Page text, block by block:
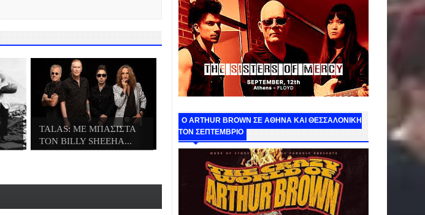
TALAS: ΜΕ ΜΠΑΣΙΣΤΑ
ΤΟΝ BILLY SHEEHA...
O ARTHUR BROWN ΣΕ ΑΘΗΝΑ ΚΑΙ ΘΕΣΣΑΛΟΝΙΚΗ
ΤΟΝ ΣΕΠΤΕΜΒΡΙΟ